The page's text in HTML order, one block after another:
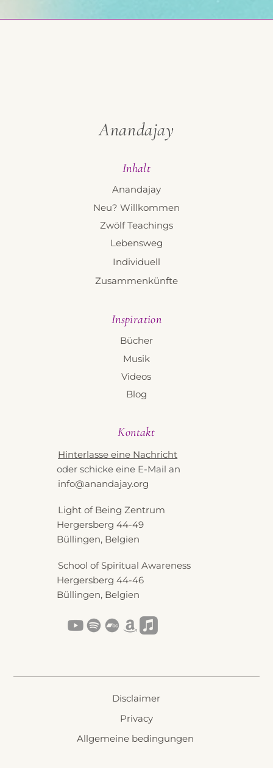
Disclaimer
Privacy
Allgemeine bedingungen
Kontakt
Hinterlasse eine Nachricht
oder schicke eine E-Mail an
info@anandajay.org
Light of Being Zentrum
Hergersberg 44-49
Büllingen, Belgien
School of Spiritual Awareness
Hergersberg 44-46
Büllingen, Belgien
Inspiration
Bücher
Musik
Videos
Blog
Inhalt
Neu? Willkommen
Anandajay
Zwölf Teachings
Lebensweg
Individuell
Zusammenkünfte
Anandajay